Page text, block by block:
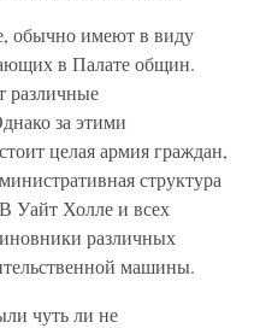
обычно имеют в виду
в Палате общин.
различные
за этими
целая армия граждан,
структура
Уайт Холле и всех
различных
машины.
чуть ли не